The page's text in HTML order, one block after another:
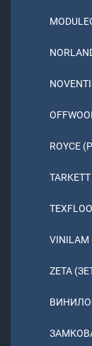
ROYCE
ZETA